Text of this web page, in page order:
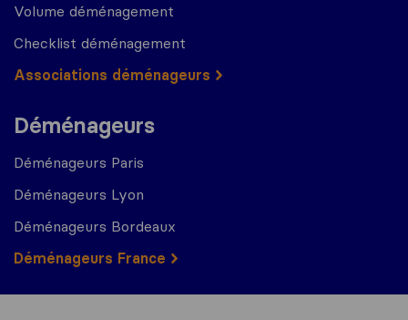
Volume déménagement
Checklist déménagement
Associations déménageurs
Déménageurs
Déménageurs Paris
Déménageurs Lyon
Déménageurs Bordeaux
Déménageurs France